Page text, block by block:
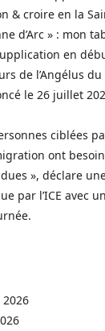
& croire en la
d’Arc » : mon
en
de l’Angélus
le 26 juillet
ciblées
ont
», déclare
par l’ICE avec